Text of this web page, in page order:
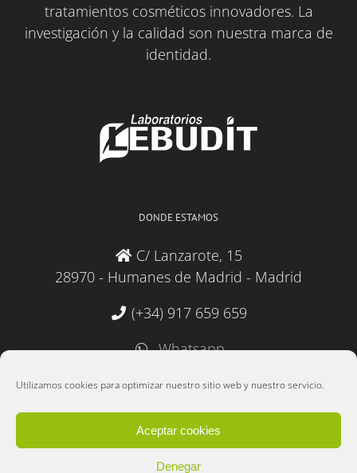
Utilizamos cookies para optimizar nuestro sitio web y nuestro servicio.
Aceptar cookies
Denegar
tratamientos cosméticos innovadores. La
investigación y la calidad son nuestra marca de
identidad.
DONDE ESTAMOS
C/ Lanzarote, 15
28970 - Humanes de Madrid - Madrid
(+34) 917 659 659
Whatsapp
administracion@lebudit.com